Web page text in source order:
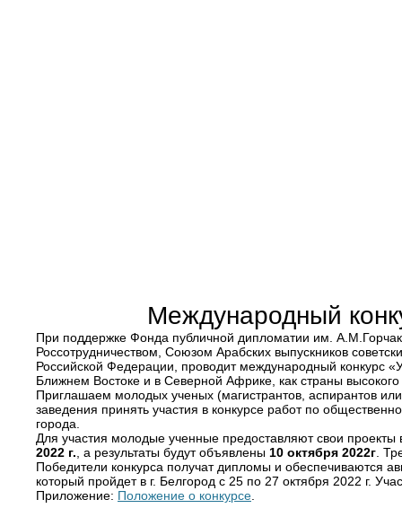
Международный
При поддержке Фонда публичной дипломатии им.
Россотрудничеством, Союзом Арабских выпускников
Российской Федерации, проводит международный конкурс
Ближнем Востоке и в Северной Африке, как страны
Приглашаем молодых ученых (магистрантов, аспирантов
заведения принять участия в конкурсе работ по
города.
Для участия молодые ученные предоставляют свои
2022 г. , а результаты будут объявлены 10 октября 2022г .
Победители конкурса получат дипломы и обеспечиваются
который пройдет в г. Белгород с 25 по 27 октября 2022 г.
Приложение: Положение о конкурсе